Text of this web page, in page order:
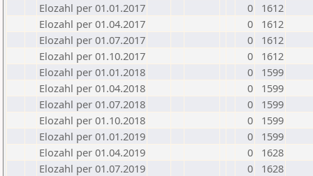
Elozahl per 01.01.2017
0
1612
Elozahl per 01.04.2017
0
1612
Elozahl per 01.07.2017
0
1612
Elozahl per 01.10.2017
0
1612
Elozahl per 01.01.2018
0
1599
Elozahl per 01.04.2018
0
1599
Elozahl per 01.07.2018
0
1599
Elozahl per 01.10.2018
0
1599
Elozahl per 01.01.2019
0
1599
Elozahl per 01.04.2019
0
1628
Elozahl per 01.07.2019
0
1628